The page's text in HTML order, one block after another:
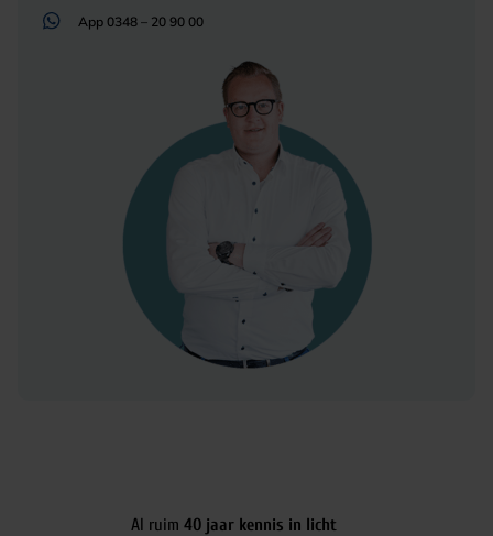
App 0348 – 20 90 00
Al ruim 40 jaar kennis in licht